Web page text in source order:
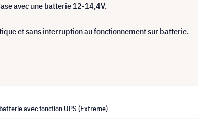
avec une batterie 12-14,4V.
et sans interruption au fonctionnement sur batterie.
avec fonction UPS (Extreme)